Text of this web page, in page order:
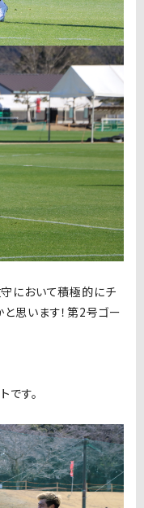
において積極的にチ
思います！第2号ゴー
です。